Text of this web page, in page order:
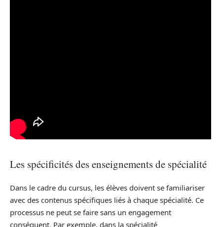
Les spécificités des enseignements de spécialité
Dans le cadre du cursus, les élèves doivent se familiariser
avec des contenus spécifiques liés à chaque spécialité. Ce
processus ne peut se faire sans un engagement
conséquent. Par exemple, dans la spécialité